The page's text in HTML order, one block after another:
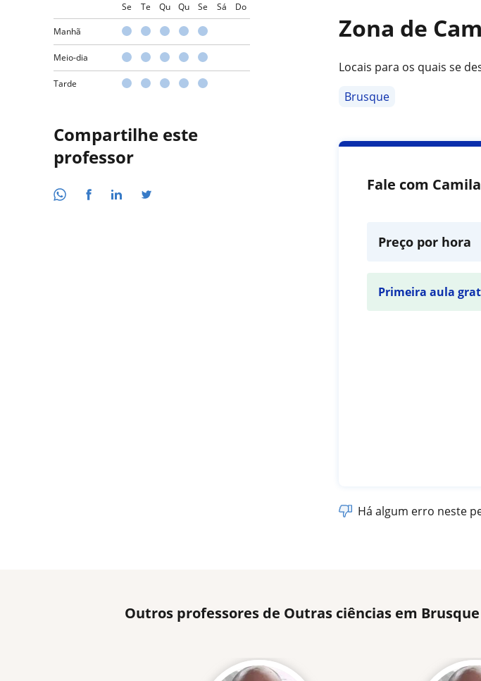
Se Te Qu Qu Se Sá Do
Manhã
Meio-dia
Tarde
Compartilhe este
professor
Zona de
Locais para os quais se
Brusque
Fale com Camila
Preço por hora
Primeira aula
Há algum erro neste
Outros professores de Outras ciências em